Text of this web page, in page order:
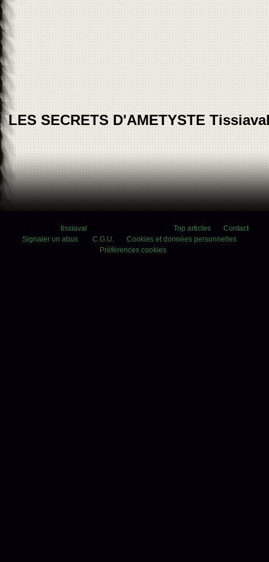
LES SECRETS D'AMETYSTE
tissiaval Top articles
Contact
Signaler un abus
C.G.U.
Cookies et données personnelles
Préférences cookies